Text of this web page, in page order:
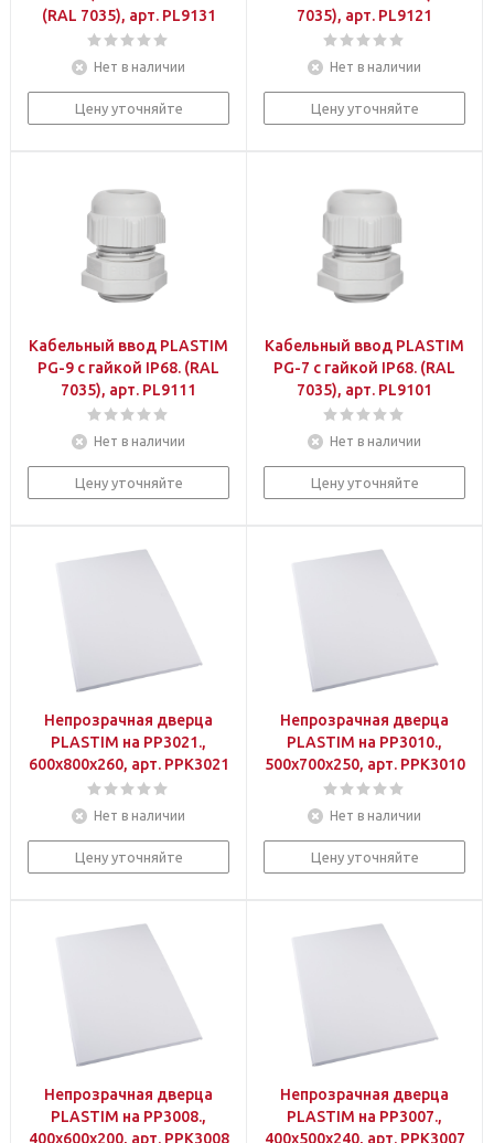
(RAL 7035), арт. PL9131
Нет в наличии
Цену уточняйте
7035), арт. PL9121
Нет в наличии
Цену уточняйте
Кабельный ввод PLASTIM
PG-9 с гайкой IP68. (RAL
7035), арт. PL9111
Нет в наличии
Цену уточняйте
Кабельный ввод PLASTIM
PG-7 с гайкой IP68. (RAL
7035), арт. PL9101
Нет в наличии
Цену уточняйте
Непрозрачная дверца
PLASTIM на PP3021.,
600х800х260, арт. PPK3021
Нет в наличии
Цену уточняйте
Непрозрачная дверца
PLASTIM на PP3010.,
500х700х250, арт. PPK3010
Нет в наличии
Цену уточняйте
Непрозрачная дверца
PLASTIM на PP3008.,
400х600х200, арт. PPK3008
Непрозрачная дверца
PLASTIM на PP3007.,
400х500х240, арт. PPK3007